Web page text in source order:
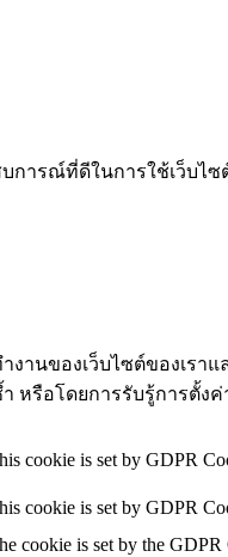
การณ์ที่ดีในการใช้เว็บไ
งานของเว็บไซต์ของเร
หรือโดยการรับรู้การตั้
cookie is set by GDPR
cookie is set by GDPR
cookie is set by the GDPR